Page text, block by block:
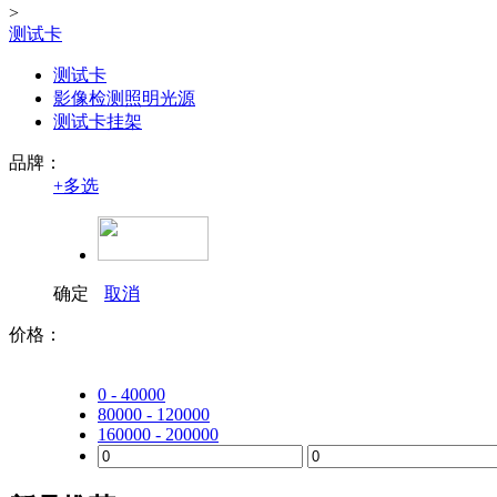
>
测试卡
测试卡
影像检测照明光源
测试卡挂架
品牌：
+多选
确定 取消
价格：
0 - 40000
80000 - 120000
160000 - 200000